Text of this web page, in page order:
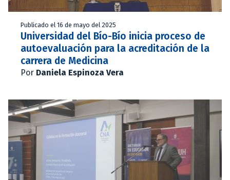
Publicado el 16 de mayo del 2025
Universidad del Bío-Bío inicia proceso de
autoevaluación para la acreditación de la
carrera de Medicina
Por Daniela Espinoza Vera